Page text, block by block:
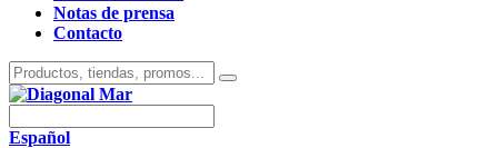
Notas de prensa
Contacto
Español